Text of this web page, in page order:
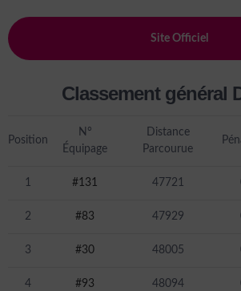
Site Officiel
Classement général
Position
N°
Équipage
Distance
Parcourue
1 #131 47721
2 #83 47929
3 #30 48005
4 #93 48094